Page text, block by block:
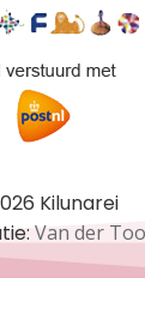
Kilunarei
Van der